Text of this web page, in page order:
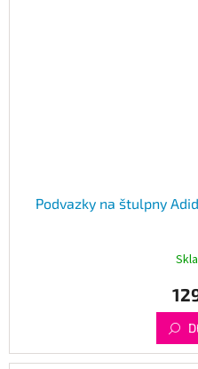
Podvazky na štulpny